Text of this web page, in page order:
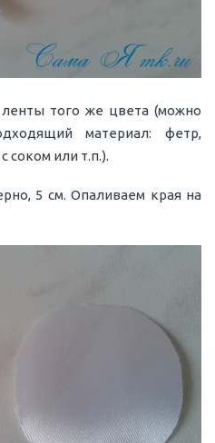
того же цвета (можно
материал: фетр,
соком или т.п.).
5 см. Опаливаем края на